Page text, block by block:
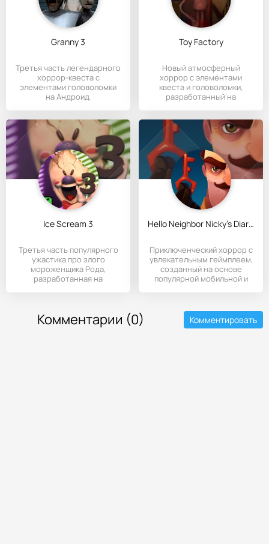
Granny 3
Третья часть легендарного
хоррор-квеста с
элементами головоломки
на Андроид.
Toy Factory
Новый атмосферный
хоррор с элементами
квеста и головоломки,
разработанный на
Ice Scream 3
Третья часть популярного
ужастика про злого
мороженщика Рода,
разработанная на
Hello Neighbor Nicky's Diaries
Приключенческий хоррор с
увлекательным геймплеем,
созданный на основе
популярной мобильной и
Комментарии (0) Комментировать